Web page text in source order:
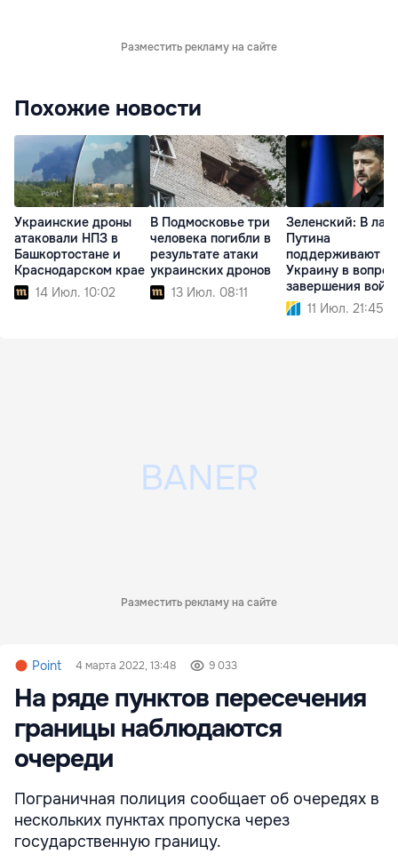
Разместить рекламу на сайте
Похожие новости
Украинские дроны
атаковали НПЗ в
Башкортостане и
Краснодарском крае
14 Июл. 10:02
В Подмосковье три
человека погибли в
результате атаки
украинских дронов
13 Июл. 08:11
Зеленский: В
Путина
поддерживают
Украину в
завершения
11 Июл. 21:45
Разместить рекламу на сайте
Point 4 марта 2022, 13:48 9 033
На ряде пунктов пересечения
границы наблюдаются
очереди
Пограничная полиция сообщает об очередях в
нескольких пунктах пропуска через
государственную границу.